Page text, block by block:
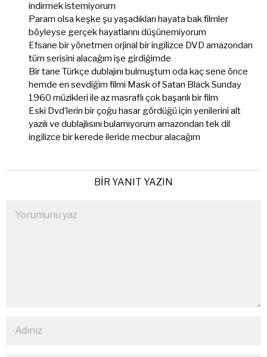
indirmek istemiyorum
Param olsa keşke şu yaşadıkları hayata bak filmler
böyleyse gerçek hayatlarını düşünemiyorum
Efsane bir yönetmen orjinal bir ingilizce DVD amazondan
tüm serisini alacağım işe girdiğimde
Bir tane Türkçe dublajını bulmuştum oda kaç sene önce
hemde en sevdiğim filmi Mask of Satan Black Sunday
1960 müzikleri ile az masraflı çok başarılı bir film
Eski Dvd’lerin bir çoğu hasar gördüğü için yenilerini alt
yazılı ve dublajlısını bulamıyorum amazondan tek dil
ingilizce bir kerede ileride mecbur alacağım
BIR YANIT YAZIN